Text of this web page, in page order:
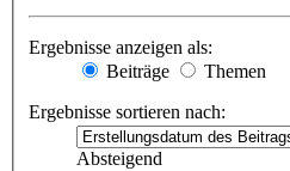
Ergebnisse anzeigen als:
Beiträge
Themen
Ergebnisse sortieren nach:
Absteigend